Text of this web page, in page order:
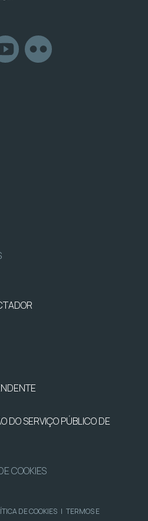
DO SERVIÇO PÚBLICO DE
COOKIES
DE COOKIES | TERMOS E